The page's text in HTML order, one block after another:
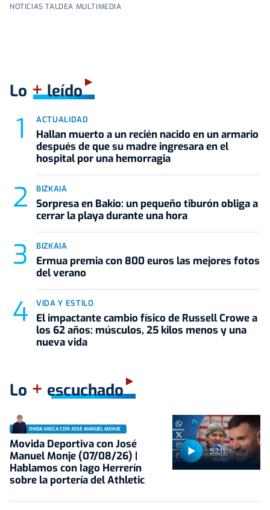
NOTICIAS TALDEA MULTIMEDIA
Lo +leído
ACTUALIDAD
Hallan muerto a un recién nacido en un armario
después de que su madre ingresara en el
hospital por una hemorragia
BIZKAIA
Sorpresa en Bakio: un pequeño tiburón obliga a
cerrar la playa durante una hora
BIZKAIA
Ermua premia con 800 euros las mejores fotos
del verano
VIDA Y ESTILO
El impactante cambio físico de Russell Crowe a
los 62 años: músculos, 25 kilos menos y una
nueva vida
Lo + escuchado
52:11
ONDA VASCA CON JOSÉ MANUEL MONJE
Movida Deportiva con José
Manuel Monje (07/08/26) |
Hablamos con Iago Herrerín
sobre la portería del Athletic